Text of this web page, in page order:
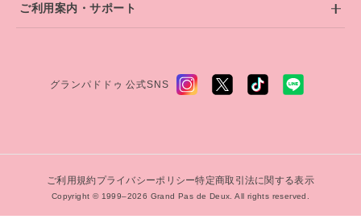
ご利用案内・サポート
グランパドドゥ 公式SNS
ご利用規約プライバシーポリシー特定商取引法に関する表示
Copyright © 1999–2026 Grand Pas de Deux. All rights reserved.